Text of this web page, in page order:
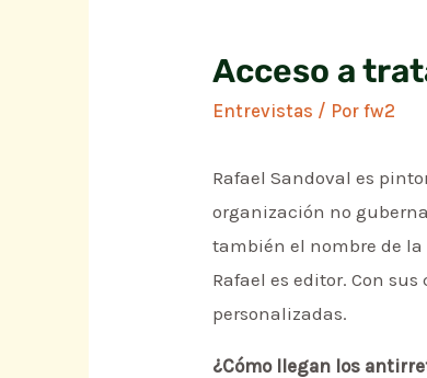
Acceso a
Entrevistas / Porfw2
Rafael Sandoval es
organización no
también el nombre de
Rafael es editor. Con
personalizadas.
¿Cómo llegan los